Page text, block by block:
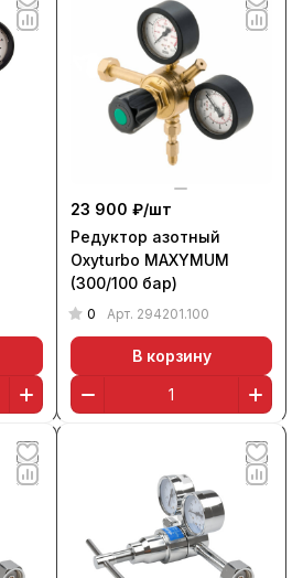
23 900 ₽/шт
Редуктор азотный
Oxyturbo MAXYMUM
(300/100 бар)
0 Арт. 294201.100
В корзину